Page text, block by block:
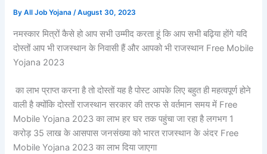
ByAll Job Yojana/August 30, 2023
नमस्कार मित्रों कैसे हो आप सभी उम्मीद करता हूं कि आप सभी बढ़िया होंगे यदि
दोस्तों आप भी राजस्थान के निवासी हैं और आपको भी राजस्थान Free Mobile
Yojana 2023
का लाभ प्राप्त करना है तो दोस्तों यह है पोस्ट आपके लिए बहुत ही महत्वपूर्ण होने
वाली है क्योंकि दोस्तों राजस्थान सरकार की तरफ से वर्तमान समय में Free
Mobile Yojana 2023 का लाभ हर घर तक पहुंचा जा रहा है लगभग 1
करोड़ 35 लाख के आसपास जनसंख्या को भारत राजस्थान के अंदर Free
Mobile Yojana 2023 का लाभ दिया जाएगा